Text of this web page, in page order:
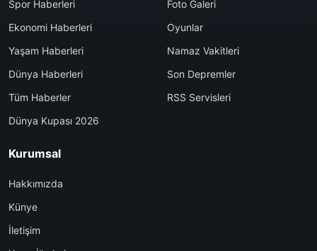
Spor Haberleri
Ekonomi Haberleri
Yaşam Haberleri
Dünya Haberleri
Tüm Haberler
Dünya Kupası 2026
Foto Galeri
Oyunlar
Namaz Vakitleri
Son Depremler
RSS Servisleri
Kurumsal
Hakkımızda
Künye
İletişim